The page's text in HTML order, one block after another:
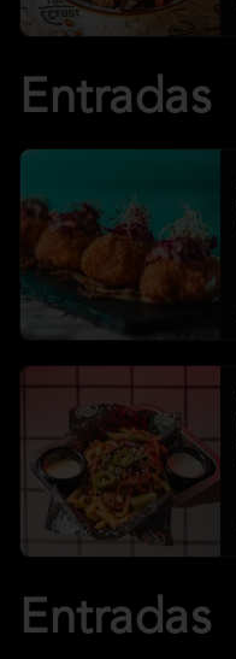
Entradas
Entradas